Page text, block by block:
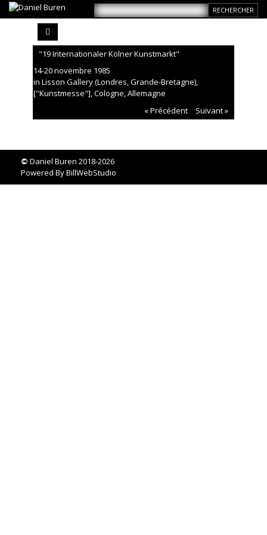
"19 Internationaler Kölner Kunstmarkt"
14-20 novembre 1985
in Lisson Gallery (Londres, Grande-Bretagne),
["Kunstmesse"], Cologne, Allemagne
« Précédent
Suivant »
© Daniel Buren 2018-2026
Powered ByBillWebStudio